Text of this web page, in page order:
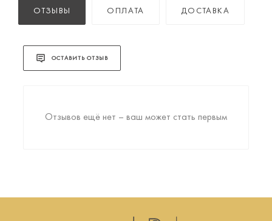
ОТЗЫВЫ ОПЛАТА ДОСТАВКА
ОСТАВИТЬ ОТЗЫВ
Отзывов ещё нет – ваш может стать первым